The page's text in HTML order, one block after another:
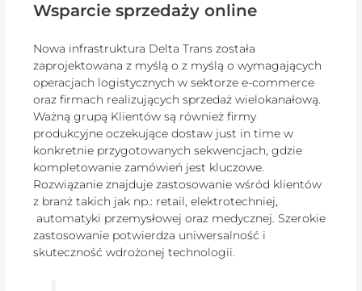
Wsparcie sprzedaży online
Nowa infrastruktura Delta Trans została
zaprojektowana z myślą o z myślą o wymagających
operacjach logistycznych w sektorze e-commerce
oraz firmach realizujących sprzedaż wielokanałową.
Ważną grupą Klientów są również firmy
produkcyjne oczekujące dostaw just in time w
konkretnie przygotowanych sekwencjach, gdzie
kompletowanie zamówień jest kluczowe.
Rozwiązanie znajduje zastosowanie wśród klientów
z branż takich jak np.: retail, elektrotechniej,
automatyki przemysłowej oraz medycznej. Szerokie
zastosowanie potwierdza uniwersalność i
skuteczność wdrożonej technologii.